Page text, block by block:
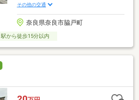
その他の交通
奈良県奈良市脇戸町
駅から徒歩15分以内